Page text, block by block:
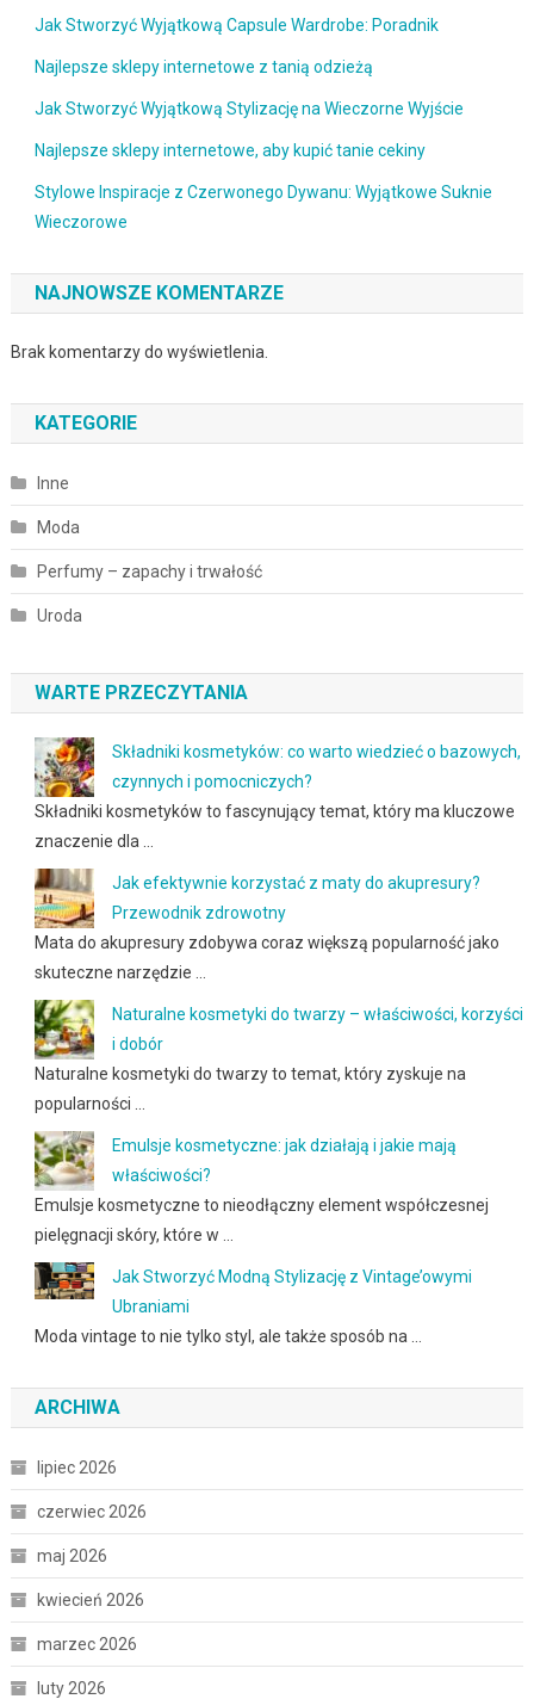
Jak Stworzyć Wyjątkową Capsule Wardrobe: Poradnik
Najlepsze sklepy internetowe z tanią odzieżą
Jak Stworzyć Wyjątkową Stylizację na Wieczorne Wyjście
Najlepsze sklepy internetowe, aby kupić tanie cekiny
Stylowe Inspiracje z Czerwonego Dywanu: Wyjątkowe Suknie
Wieczorowe
NAJNOWSZE KOMENTARZE
Brak komentarzy do wyświetlenia.
KATEGORIE
Inne
Moda
Perfumy – zapachy i trwałość
Uroda
WARTE PRZECZYTANIA
Składniki kosmetyków: co warto wiedzieć o bazowych,
czynnych i pomocniczych?
Składniki kosmetyków to fascynujący temat, który ma kluczowe
znaczenie dla …
Jak efektywnie korzystać z maty do akupresury?
Przewodnik zdrowotny
Mata do akupresury zdobywa coraz większą popularność jako
skuteczne narzędzie …
Naturalne kosmetyki do twarzy – właściwości, korzyści
i dobór
Naturalne kosmetyki do twarzy to temat, który zyskuje na
popularności …
Emulsje kosmetyczne: jak działają i jakie mają
właściwości?
Emulsje kosmetyczne to nieodłączny element współczesnej
pielęgnacji skóry, które w …
Jak Stworzyć Modną Stylizację z Vintage’owymi
Ubraniami
Moda vintage to nie tylko styl, ale także sposób na …
ARCHIWA
lipiec 2026
czerwiec 2026
maj 2026
kwiecień 2026
marzec 2026
luty 2026